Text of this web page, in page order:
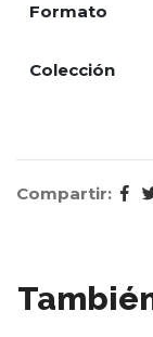
Formato
Colección
Compartir: